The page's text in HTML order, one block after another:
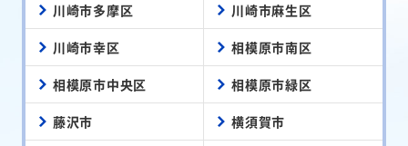
川崎市多摩区 川崎市麻生区
川崎市幸区 相模原市南区
相模原市中央区 相模原市緑区
藤沢市 横須賀市